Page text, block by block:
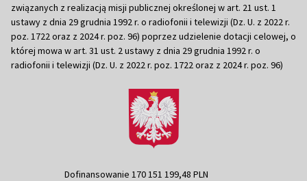
związanych z realizacją misji publicznej określonej w art. 21 ust. 1
ustawy z dnia 29 grudnia 1992 r. o radiofonii i telewizji (Dz. U. z 2022 r.
poz. 1722 oraz z 2024 r. poz. 96) poprzez udzielenie dotacji celowej, o
której mowa w art. 31 ust. 2 ustawy z dnia 29 grudnia 1992 r. o
radiofonii i telewizji (Dz. U. z 2022 r. poz. 1722 oraz z 2024 r. poz. 96)
Dofinansowanie 170 151 199,48 PLN